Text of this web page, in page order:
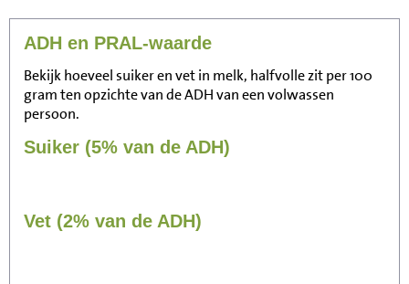
ADH en PRAL-waarde
Bekijk hoeveel suiker en vet in melk, halfvolle zit per 100
gram ten opzichte van de ADH van een volwassen
persoon.
Suiker (5% van de ADH)
Vet (2% van de ADH)